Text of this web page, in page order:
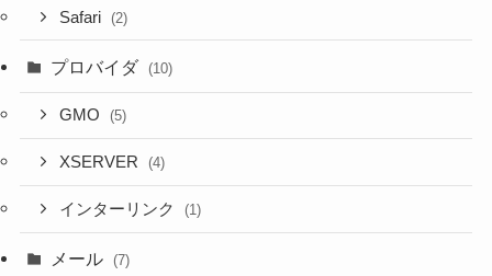
Safari (2)
プロバイダ (10)
GMO (5)
XSERVER (4)
インターリンク (1)
メール (7)